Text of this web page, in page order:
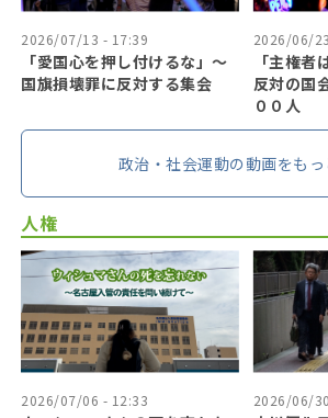
2026/07/13 - 17:39
「愛国心を押し付けるな」〜
国旗損壊罪に反対する集会
2026/06/
「主権
反対の国
００人
政治・社会運動の動画をもっ
人権
2026/07/06 - 12:33 2026/06/